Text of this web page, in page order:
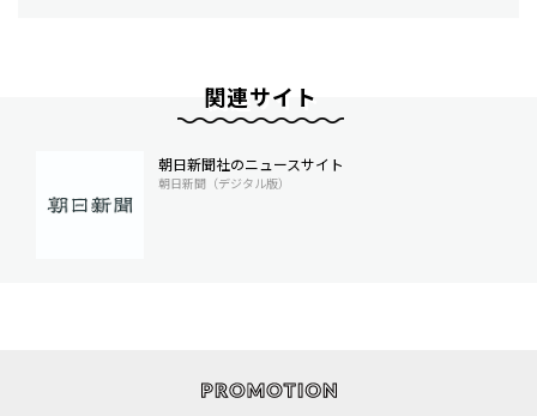
関連サイト
朝日新聞社のニュースサイト
朝日新聞（デジタル版）